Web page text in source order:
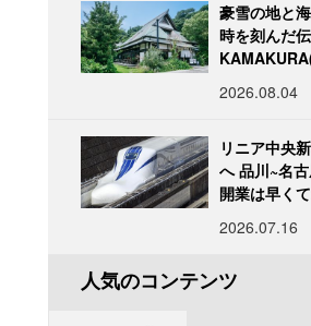
豪雪の地と
時を刻んだ
2026.08.04
リニア中央
へ 品川~名古
開業は早く
2026.07.16
人気のコンテンツ